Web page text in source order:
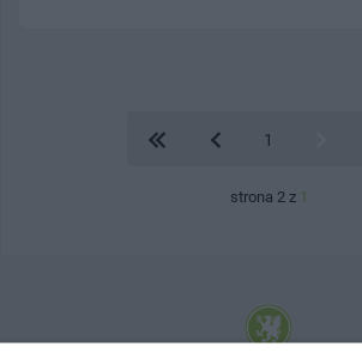
1
strona 2 z 1